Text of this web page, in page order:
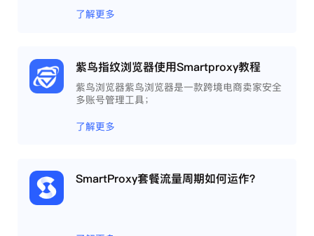
了解更多
紫鸟指纹浏览器使用Smartproxy教程
紫鸟浏览器紫鸟浏览器是一款跨境电商卖家安全
多账号管理工具；
了解更多
SmartProxy套餐流量周期如何运作？